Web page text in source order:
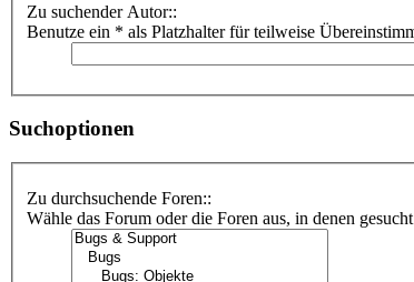
Zu suchender Autor::
Benutze ein * als Platzhalter für teilweise
Suchoptionen
Zu durchsuchende Foren::
Wähle das Forum oder die Foren aus, in denen